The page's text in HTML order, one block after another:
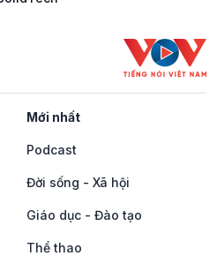
Mới nhất
Podcast
Đời sống - Xã hội
Giáo dục - Đào tạo
Thể thao